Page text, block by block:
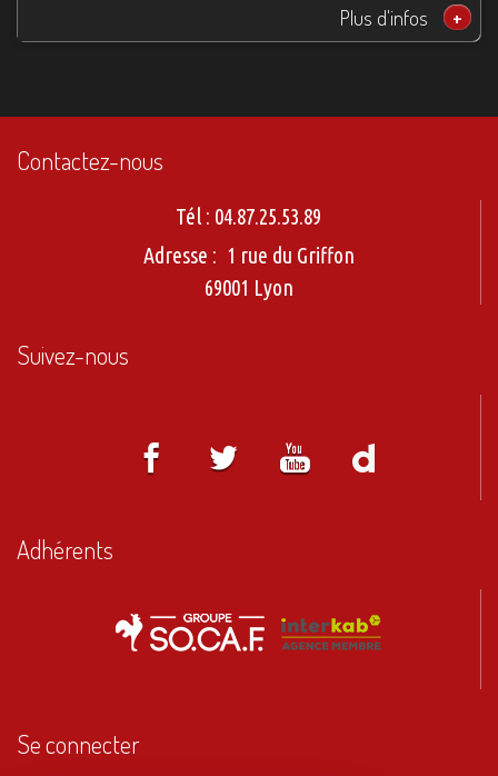
Plus d'infos +
Contactez-nous
Tél : 04.87.25.53.89
Adresse : 1 rue du Griffon
69001 Lyon
Suivez-nous
Adhérents
Se connecter